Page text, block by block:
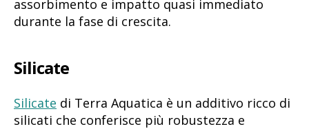
assorbimento e impatto quasi immediato
durante la fase di crescita.
Silicate
Silicate di Terra Aquatica è un additivo ricco di
silicati che conferisce più robustezza e